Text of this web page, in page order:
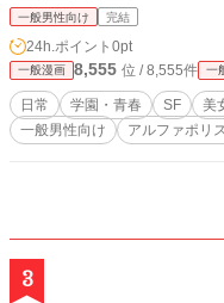
一般男性向け 完結
24h.ポイント 0pt
一般漫画 8,555 位 / 8,555件 一
日常 学園・青春 SF 美
一般男性向け
アルファポリ
3